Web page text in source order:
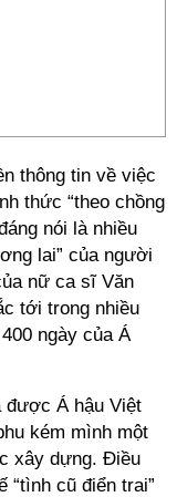
thông tin về việc
thức “theo chồng
nói là nhiều
lai” của người
nữ ca sĩ Văn
tới trong nhiều
ngày của Á
được Á hậu Việt
kém mình một
xây dựng. Điều
“tình cũ điển trai”